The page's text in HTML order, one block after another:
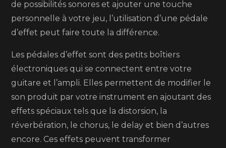
de possibilités sonores et ajouter une touche
personnelle à votre jeu, l’utilisation d’une pédale
d’effet peut faire toute la différence.
Les pédales d’effet sont des petits boîtiers
électroniques qui se connectent entre votre
guitare et l’ampli. Elles permettent de modifier le
son produit par votre instrument en ajoutant des
effets spéciaux tels que la distorsion, la
réverbération, le chorus, le delay et bien d’autres
encore. Ces effets peuvent transformer